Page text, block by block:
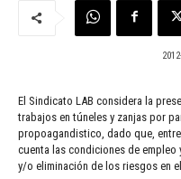
El Sindicato LAB considera la
trabajos en túneles y zanjas por
propoagandistico, dado que,
cuenta las condiciones de
y/o eliminación de los riesgos en